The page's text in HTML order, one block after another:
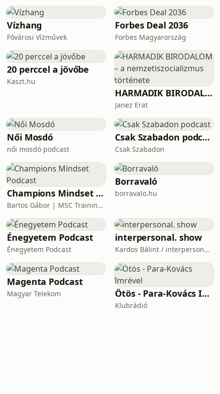
függés bűne között?Beszélgetünk
arról, hogy kinek is szeretnénk
valójában megfelelni – házas
Vízhang
Fővárosi Vízművek
Forbes Deal 2036
Forbes Magyarország
20 perccel a jövőbe
Kaszt.hu
HARMADIK BIRODALOM – a nemzetiszocializmus története
Janez Erat
Női Mosdó
női mosdó podcast
Csak Szabadon podcast
Csak Szabadon
Champions Mindset Podcast
Bartos Gábor | MSC Training Group
Borravaló
borravalo.hu
Énegyetem Podcast
Énegyetem Podcast
interpersonal. show
Kardos Bálint / interpersonal.host
Magenta Podcast
Magyar Telekom Ötös - Para-Kovács Imrével
Klubrádió